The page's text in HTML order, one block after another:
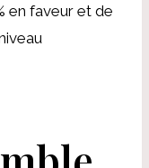
en faveur et de